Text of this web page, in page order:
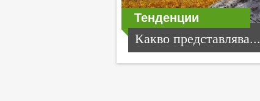
Тенденции
Какво представлява...